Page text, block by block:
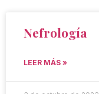
Nefrología
LEER MÁS »